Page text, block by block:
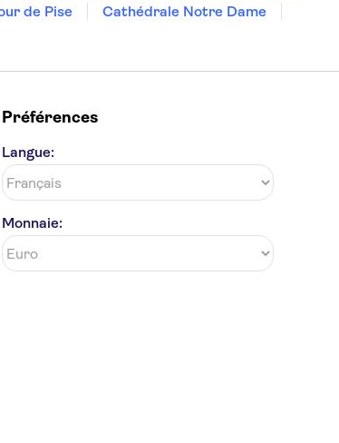
de Pise
Cathédrale Notre Dame
Préférences
Langue:
Monnaie: